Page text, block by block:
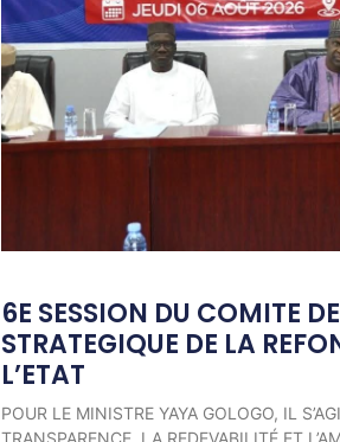
6E SESSION DU COMITE
STRATEGIQUE DE LA
L’ETAT
POUR LE MINISTRE YAYA GOLOGO, IL
TRANSPARENCE, LA REDEVABILITÉ ET